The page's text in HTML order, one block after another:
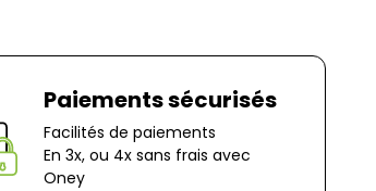
Paiements sécurisés
Facilités de paiements
En 3x, ou 4x sans frais avec
Oney